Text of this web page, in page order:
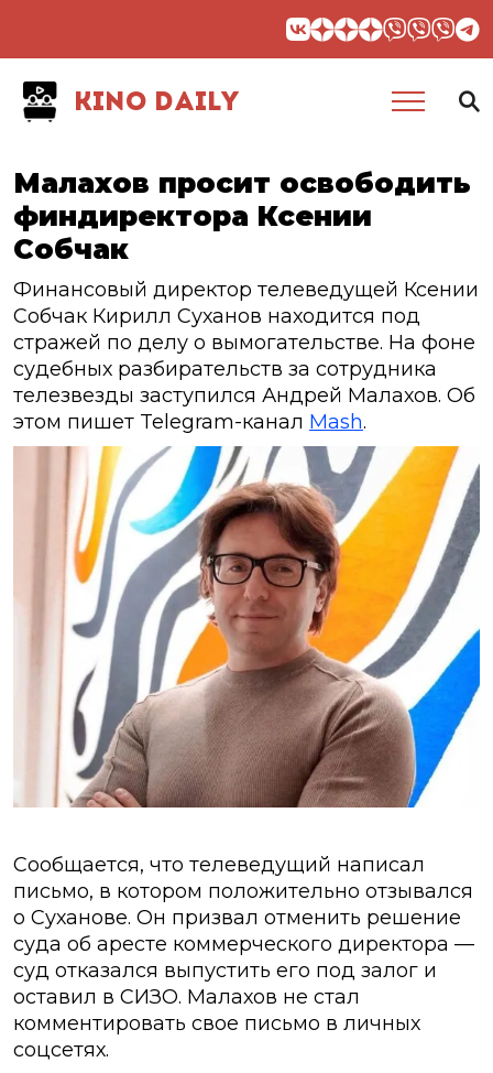
KINO DAILY
Малахов просит освободить
финдиректора Ксении
Собчак
Финансовый директор телеведущей Ксении
Собчак Кирилл Суханов находится под
стражей по делу о вымогательстве. На фоне
судебных разбирательств за сотрудника
телезвезды заступился Андрей Малахов. Об
этом пишет Telegram-канал Mash.
Сообщается, что телеведущий написал
письмо, в котором положительно отзывался
о Суханове. Он призвал отменить решение
суда об аресте коммерческого директора —
суд отказался выпустить его под залог и
оставил в СИЗО. Малахов не стал
комментировать свое письмо в личных
соцсетях.